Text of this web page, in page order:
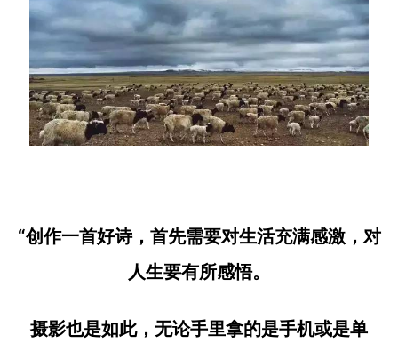
“创作一首好诗，首先需要对生活充满感激，对
人生要有所感悟。
摄影也是如此，无论手里拿的是手机或是单